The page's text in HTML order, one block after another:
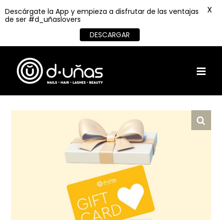
content
Descárgate la App y empieza a disfrutar de las ventajas
de ser #d_uñaslovers
DESCARGAR
X